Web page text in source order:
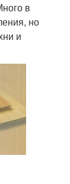
в
но
и